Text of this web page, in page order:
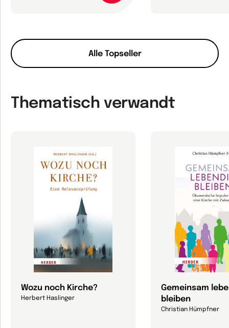
Alle Topseller
Thematisch verwandt
Wozu noch Kirche?
Herbert Haslinger
Gemeinsam
bleiben
Christian Hümpfner